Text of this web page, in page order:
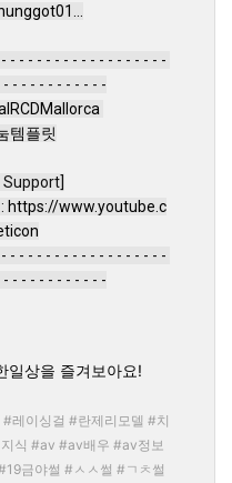
- - - - - - - - - - - - - - - - - -
- - - - - - - - - - -
템플릿
Support]
https://www.youtube.c
- - - - - - - - - - - - - - - - - -
- - - - - - - - - - -
일상을 즐겨보아요!
레이싱걸 #란제리모델 #치
식 #av #av배우 #av정보
금야썰 #ㅅㅅ썰 #ㄱㅊ썰